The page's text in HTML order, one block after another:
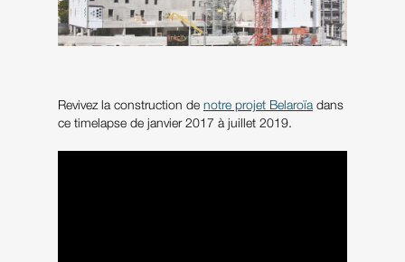
Revivez la construction de notre projet Belaroïa dans
ce timelapse de janvier 2017 à juillet 2019.